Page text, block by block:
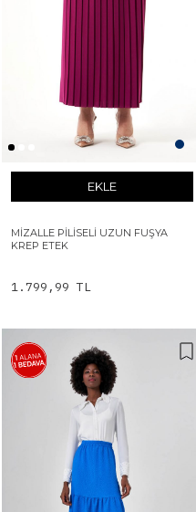
EKLE
MIZALLE PILISELI UZUN FUŞYA
KREP ETEK
1.799,99 TL